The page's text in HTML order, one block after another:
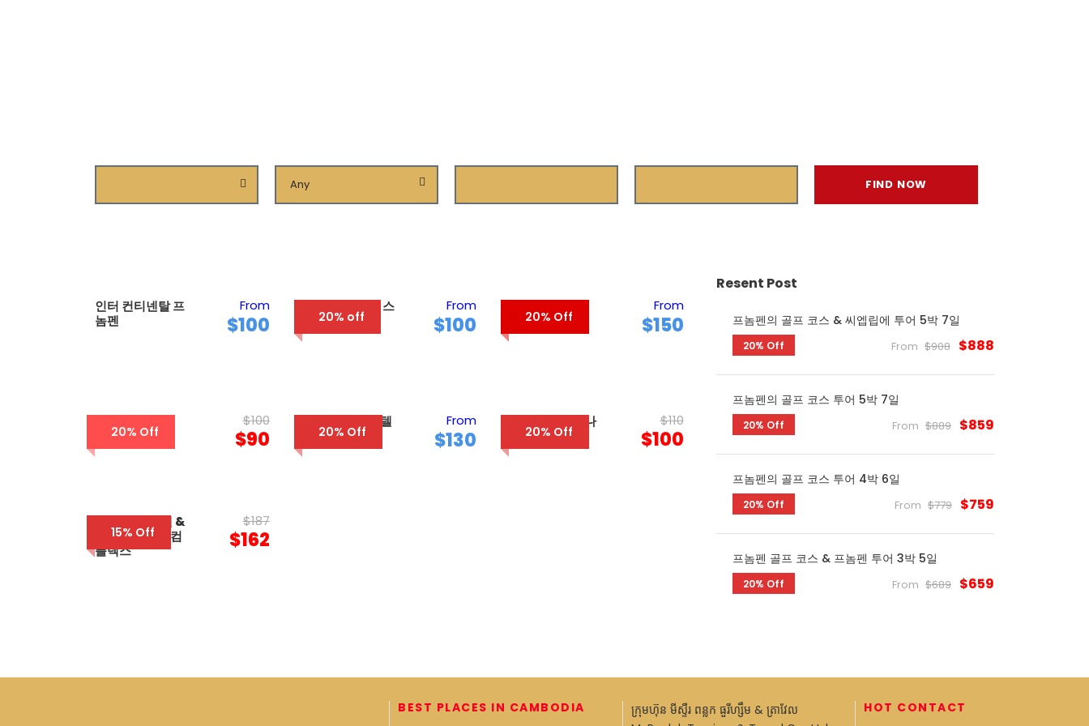
인터 컨티넨탈 프
놈펜
From
$100 20% off
아만 자야 판캠 스
위트 호텔
From
$100 20% Off
From
$150
20% Off
$100
$90 20% Off
리버 팰리스 호텔 From
$130 20% Off
호텔 캄보디아나 $110
$100
15% Off
나가 월드 호텔 &
엔터테인먼트 컴
플렉스
$187
$162
Resent Post
프놈펜의 골프 코스 & 씨엡립에 투어 5박 7일
20% Off From $908 $888
프놈펜의 골프 코스 투어 5박 7일
20% Off From $889 $859
프놈펜의 골프 코스 투어 4박 6일
20% Off From $779 $759
프놈펜 골프 코스 & 프놈펜 투어 3박 5일
20% Off From $689 $659
BEST PLACES IN CAMBODIA
ក្រុមហ៊ុន មីស្ទឺរ ពន្លក ធួរីហ្សឹម & ត្រាវែល
HOT CONTACT